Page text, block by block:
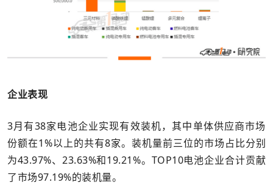
企业表现
3月有38家电池企业实现有效装机，其中单体供应商市场
份额在1%以上的共有8家。装机量前三位的市场占比分别
为43.97%、23.63%和19.21%。TOP10电池企业合计贡献
了市场97.19%的装机量。